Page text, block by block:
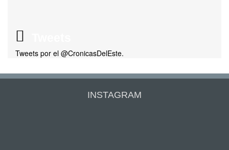
Tweets por el @CronicasDelEste.
INSTAGRAM